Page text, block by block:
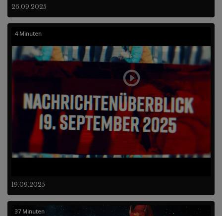
26.09.2025
19.09.2025
4 Minuten
37 Minuten